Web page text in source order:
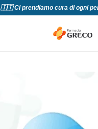
🇮🇹 Ci prendiamo cura di ogni